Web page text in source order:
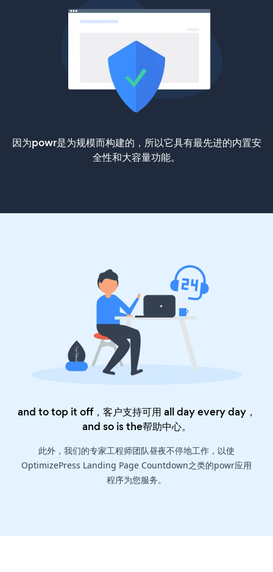
因为powr是为规模而构建的，所以它具有最先进的内置安
全性和大容量功能。
and to top it off，客户支持可用 all day every day，
and so is the帮助中心。
此外，我们的专家工程师团队昼夜不停地工作，以使
OptimizePress Landing Page Countdown之类的powr应用
程序为您服务。